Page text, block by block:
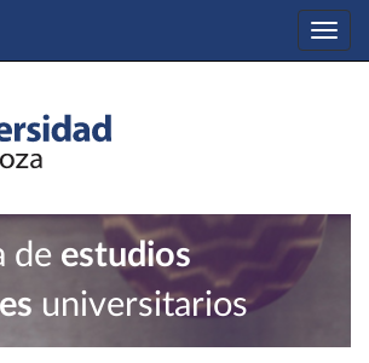
de estudios
universitarios